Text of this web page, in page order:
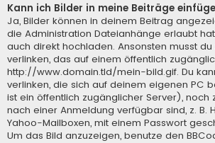
Kann ich Bilder in meine Beiträge
Ja, Bilder können in deinem Beitrag
die Administration Dateianhänge erlaubt
auch direkt hochladen. Ansonsten musst du
verlinken, das auf einem öffentlich
http://www.domain.tld/mein-bild.gif. Du
verlinken, die sich auf deinem eigenen PC
ist ein öffentlich zugänglicher Server), noch
nach einer Anmeldung verfügbar sind, z. B.
Yahoo-Mailboxen, mit einem Passwort
Um das Bild anzuzeigen, benutze den